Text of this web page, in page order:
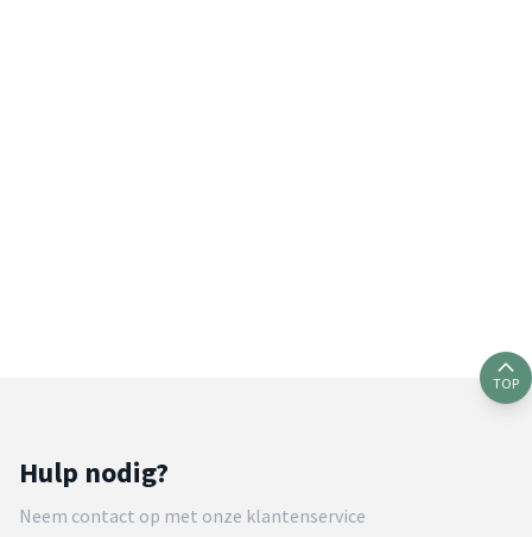
TOP
Hulp nodig?
Neem contact op met onze klantenservice